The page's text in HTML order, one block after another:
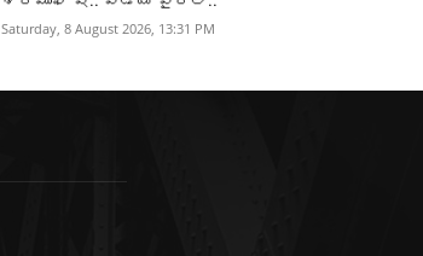
Saturday, 8 August 2026, 13:31 PM